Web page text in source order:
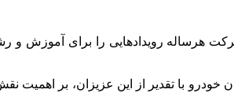
هرساله رویدادهایی را برای آموزش و
خودرو با تقدیر از این عزیزان، بر